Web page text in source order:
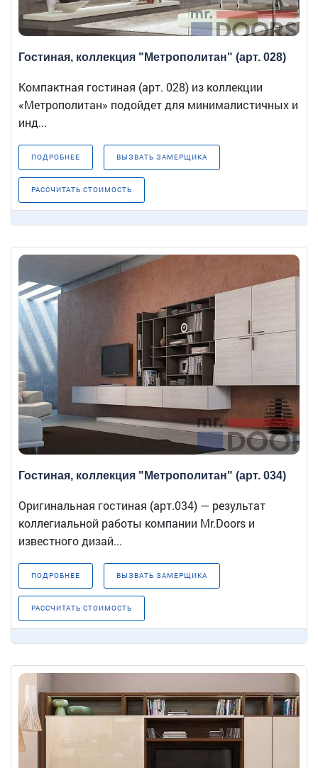
Гостиная, коллекция "Метрополитан" (арт. 028)
Компактная гостиная (арт. 028) из коллекции
«Метрополитан» подойдет для минималистичных и
инд...
ПОДРОБНЕЕ ВЫЗВАТЬ ЗАМЕРЩИКА
РАССЧИТАТЬ СТОИМОСТЬ
Гостиная, коллекция "Метрополитан" (арт. 034)
Оригинальная гостиная (арт.034) — результат
коллегиальной работы компании Mr.Doors и
известного дизай...
ПОДРОБНЕЕ ВЫЗВАТЬ ЗАМЕРЩИКА
РАССЧИТАТЬ СТОИМОСТЬ